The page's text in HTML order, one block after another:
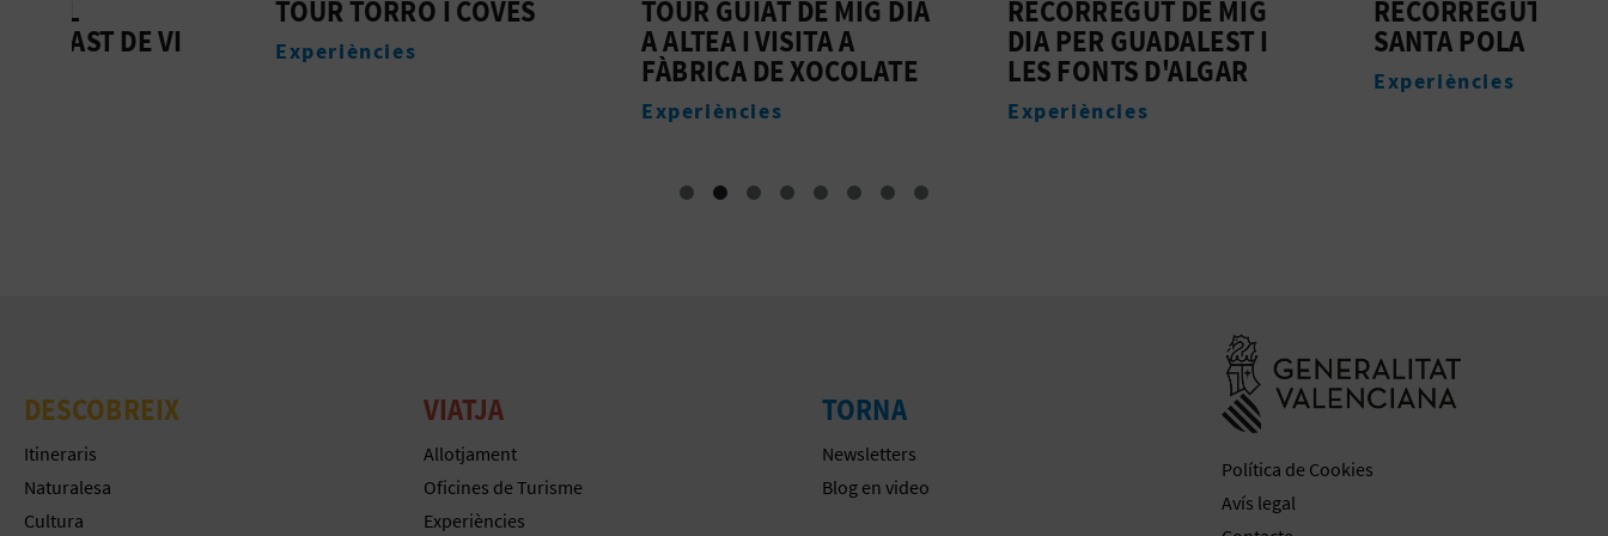
TOUR TORRÓ I COVES
Experiències
TOUR GUIAT DE MIG DIA
A ALTEA I VISITA A
FÀBRICA DE XOCOLATE
RECORREGUT DE MIG
DIA PER GUADALEST I
LES FONTS D'ALGAR
RECORREGUT A ELX -
SANTA POLA
Experiències
DESCOBREIX
Itineraris
Naturalesa
Cultura
VIATJA
Allotjament
Oficines de Turisme
Experiències
TORNA
Newsletters
Blog en video
Política de Cookies
Avís legal